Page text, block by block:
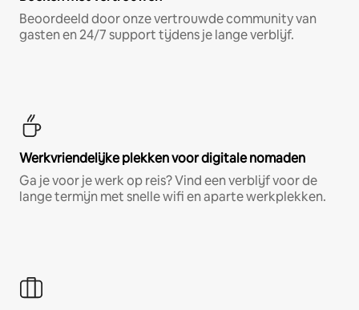
Beoordeeld door onze vertrouwde community van
gasten en 24/7 support tijdens je lange verblijf.
Werkvriendelijke plekken voor digitale nomaden
Ga je voor je werk op reis? Vind een verblijf voor de
lange termijn met snelle wifi en aparte werkplekken.